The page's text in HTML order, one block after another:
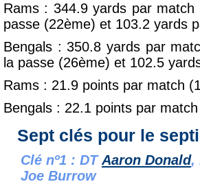
Rams : 344.9 yards par match
passe (22ème) et 103.2 yards
Bengals : 350.8 yards par
la passe (26ème) et 102.5
Rams : 21.9 points par match
Bengals : 22.1 points par
Sept clés pour le
Clé nº1 : DTAaron Donald,
Joe Burrow